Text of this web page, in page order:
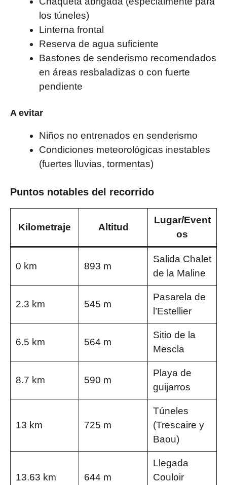
los túneles)
Linterna frontal
Reserva de agua suficiente
Bastones de senderismo recomendados
en áreas resbaladizas o con fuerte
pendiente
A evitar
Niños no entrenados en senderismo
Condiciones meteorológicas inestables
(fuertes lluvias, tormentas)
Puntos notables del recorrido
Kilometraje Altitud
Lugar/Event
os
0 km 893 m
Salida Chalet
de la Maline
2.3 km 545 m
Pasarela de
l’Estellier
6.5 km 564 m
Sitio de la
Mescla
8.7 km 590 m
Playa de
guijarros
13 km 725 m
Túneles
(Trescaire y
Baou)
13.63 km 644 m
Llegada
Couloir